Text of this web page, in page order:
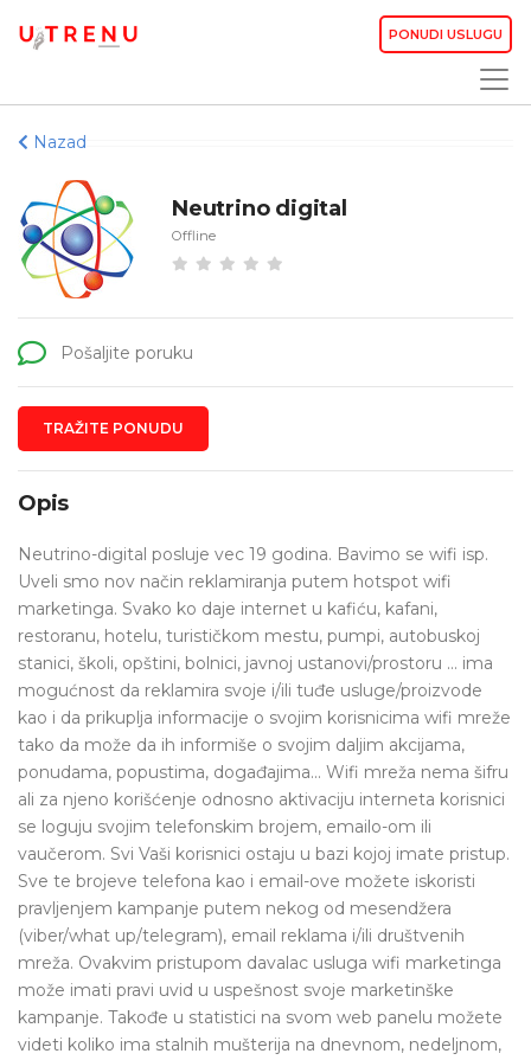
PONUDI USLUGU
Nazad
Neutrino digital
Offline
Pošaljite poruku
TRAŽITE PONUDU
Opis
Neutrino-digital posluje vec 19 godina. Bavimo se wifi isp.
Uveli smo nov način reklamiranja putem hotspot wifi
marketinga. Svako ko daje internet u kafiću, kafani,
restoranu, hotelu, turističkom mestu, pumpi, autobuskoj
stanici, školi, opštini, bolnici, javnoj ustanovi/prostoru ... ima
mogućnost da reklamira svoje i/ili tuđe usluge/proizvode
kao i da prikuplja informacije o svojim korisnicima wifi mreže
tako da može da ih informiše o svojim daljim akcijama,
ponudama, popustima, događajima... Wifi mreža nema šifru
ali za njeno korišćenje odnosno aktivaciju interneta korisnici
se loguju svojim telefonskim brojem, emailo-om ili
vaučerom. Svi Vaši korisnici ostaju u bazi kojoj imate pristup.
Sve te brojeve telefona kao i email-ove možete iskoristi
pravljenjem kampanje putem nekog od mesendžera
(viber/what up/telegram), email reklama i/ili društvenih
mreža. Ovakvim pristupom davalac usluga wifi marketinga
može imati pravi uvid u uspešnost svoje marketinške
kampanje. Takođe u statistici na svom web panelu možete
videti koliko ima stalnih mušterija na dnevnom, nedeljnom,